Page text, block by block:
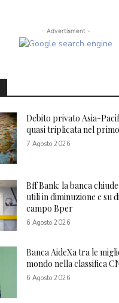
- Advertisment -
Debito privato Asia-
quasi triplicata nel
7 Agosto 2026
Bff Bank: la banca
utili in diminuzione e su
campo Bper
6 Agosto 2026
Banca AideXa tra le
mondo nella classifica
6 Agosto 2026